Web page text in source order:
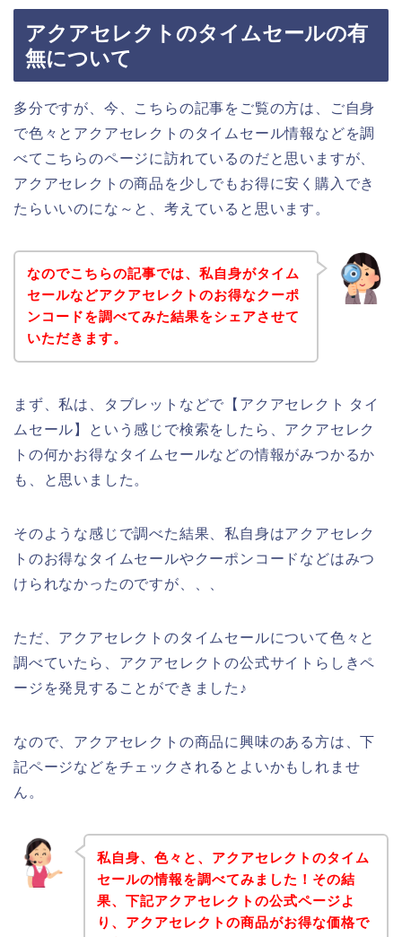
アクアセレクトのタイムセールの有
無について
多分ですが、今、こちらの記事をご覧の方は、ご自身
で色々とアクアセレクトのタイムセール情報などを調
べてこちらのページに訪れているのだと思いますが、
アクアセレクトの商品を少しでもお得に安く購入でき
たらいいのにな～と、考えていると思います。
なのでこちらの記事では、私自身がタイム
セールなどアクアセレクトのお得なクーポ
ンコードを調べてみた結果をシェアさせて
いただきます。
まず、私は、タブレットなどで【アクアセレクト タイ
ムセール】という感じで検索をしたら、アクアセレク
トの何かお得なタイムセールなどの情報がみつかるか
も、と思いました。
そのような感じで調べた結果、私自身はアクアセレク
トのお得なタイムセールやクーポンコードなどはみつ
けられなかったのですが、、、
ただ、アクアセレクトのタイムセールについて色々と
調べていたら、アクアセレクトの公式サイトらしきペ
ージを発見することができました♪
なので、アクアセレクトの商品に興味のある方は、下
記ページなどをチェックされるとよいかもしれませ
ん。
私自身、色々と、アクアセレクトのタイム
セールの情報を調べてみました！その結
果、下記アクアセレクトの公式ページよ
り、アクアセレクトの商品がお得な価格で